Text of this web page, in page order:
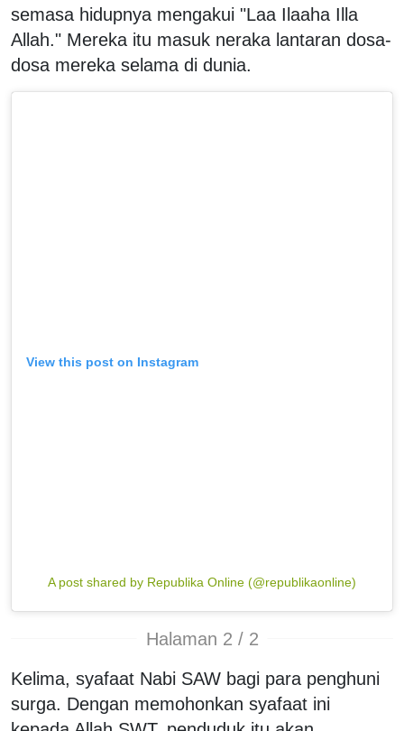
semasa hidupnya mengakui "Laa Ilaaha Illa
Allah." Mereka itu masuk neraka lantaran dosa-
dosa mereka selama di dunia.
View this post on Instagram
A post shared by Republika Online (@republikaonline)
Halaman 2 / 2
Kelima, syafaat Nabi SAW bagi para penghuni
surga. Dengan memohonkan syafaat ini